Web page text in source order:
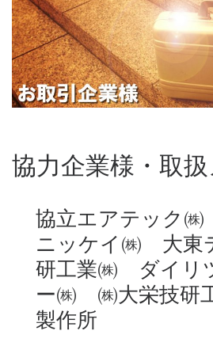
協力企業様・取
協立エアテック
ニッケイ㈱ 大
研工業㈱ ダイリ
ー㈱ ㈱大栄技研
製作所